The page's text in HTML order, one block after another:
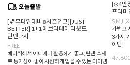
[💕무더위대비❄️시즌입고][JUST
BETTER] 1+1 에브리데이 라운드
린넨나시
FREE
베이직해서 어디에나 활용하기 좋고, 린넨 소재
로 통기성이 좋아 시원하게 입을 수 있는 아이템
[❄️4만
프리미
가볍고
3가지
이템!